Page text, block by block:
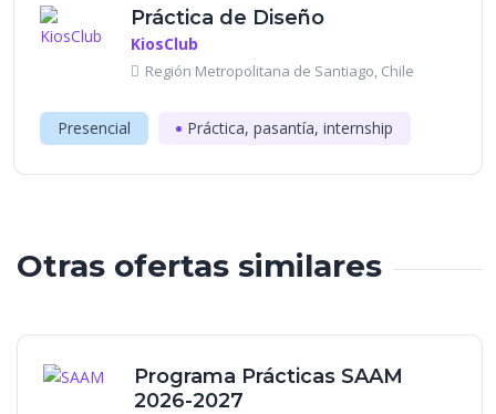
Práctica de Diseño
KiosClub
Región Metropolitana de Santiago, Chile
Presencial Práctica, pasantía, internship
Otras ofertas similares
Programa Prácticas SAAM
2026-2027